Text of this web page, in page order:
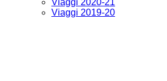
Viaggi 2020-21
Viaggi 2019-20